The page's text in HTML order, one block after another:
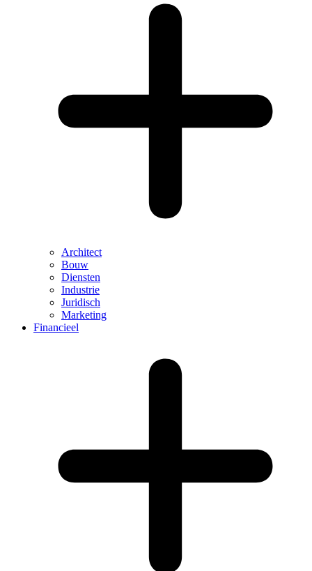
Architect
Bouw
Diensten
Industrie
Juridisch
Marketing
Financieel